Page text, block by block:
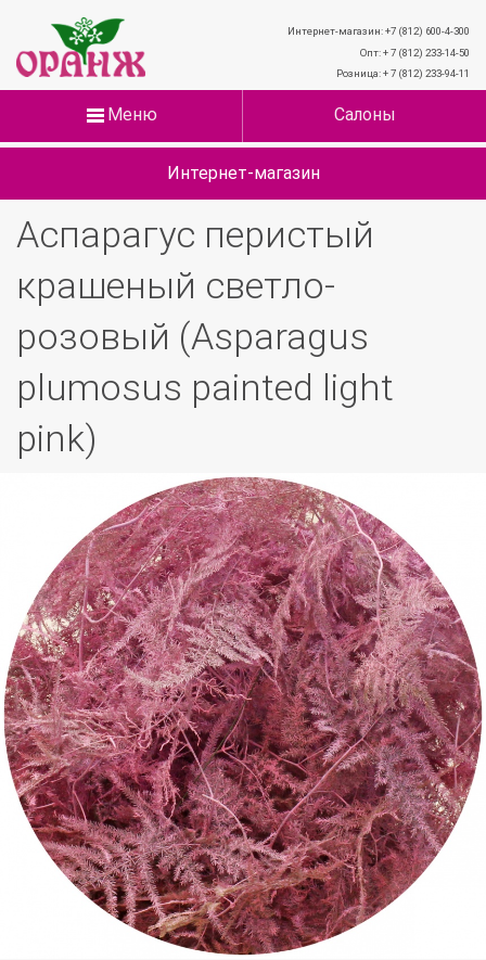
Интернет-магазин: +7 (812) 600-4-300
Опт: + 7 (812) 233-14-50
Розница: + 7 (812) 233-94-11
Меню Салоны
Интернет-магазин
Аспарагус перистый
крашеный светло-
розовый (Asparagus
plumosus painted light
pink)